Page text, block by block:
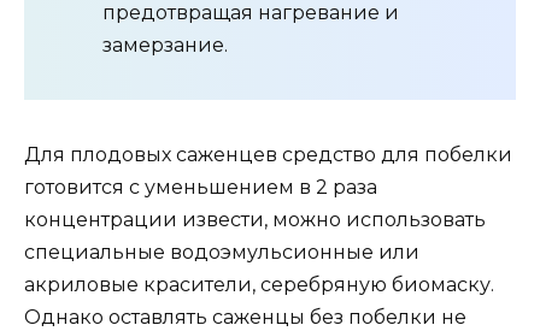
предотвращая нагревание и
замерзание.
Для плодовых саженцев средство для побелки
готовится с уменьшением в 2 раза
концентрации извести, можно использовать
специальные водоэмульсионные или
акриловые красители, серебряную биомаску.
Однако оставлять саженцы без побелки не